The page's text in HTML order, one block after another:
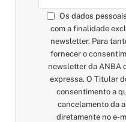
Os dados
com a finalidade
newsletter. Para
fornecer o
newsletter da ANBA
expressa. O Titular
consentimento a
cancelamento da
diretamente no e-